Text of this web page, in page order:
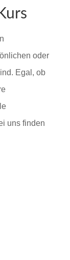
oder
Egal, ob
uns finden